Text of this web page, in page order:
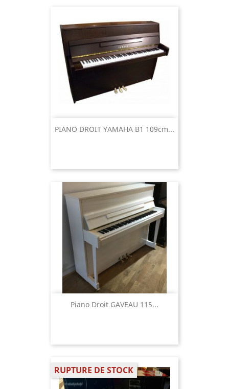
PIANO DROIT YAMAHA B1 109cm...
Piano Droit GAVEAU 115...
RUPTURE DE STOCK